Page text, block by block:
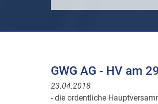
GWG AG - HV am
23.04.2018
- die ordentliche